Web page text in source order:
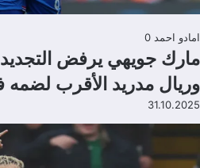
امادو احمد 0
مارك جويهي يرفض
وريال مدريد الأقرب
31.10.2025